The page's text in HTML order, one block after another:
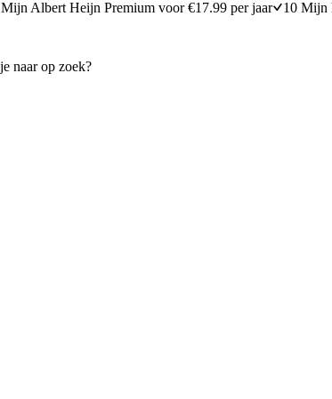
Mijn Albert Heijn Premium voor €17.99 per jaar 10 Mijn